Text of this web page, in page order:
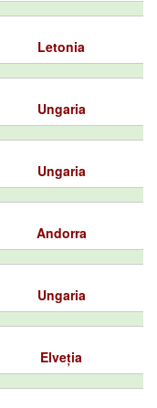
Letonia
Ungaria
Ungaria
Andorra
Ungaria
Elveția